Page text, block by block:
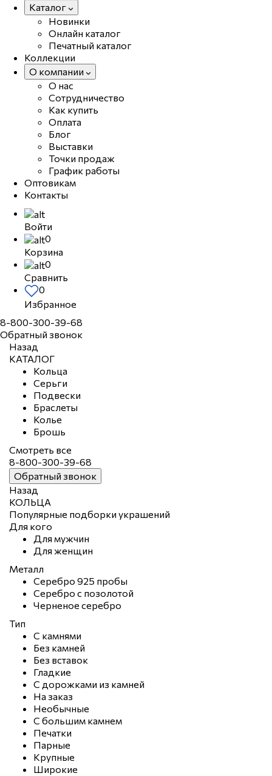
Каталог
Новинки
Онлайн каталог
Печатный каталог
Коллекции
О компании
О нас
Сотрудничество
Как купить
Оплата
Блог
Выставки
Точки продаж
График работы
Оптовикам
Контакты
Войти
0
Корзина
0
Сравнить
0
Избранное
8-800-300-39-68
Обратный звонок
Назад
КАТАЛОГ
Кольца
Серьги
Подвески
Браслеты
Колье
Брошь
Смотреть все
8-800-300-39-68
Обратный звонок
Назад
КОЛЬЦА
Популярные подборки украшений
Для кого
Для мужчин
Для женщин
Металл
Серебро 925 пробы
Серебро с позолотой
Черненое серебро
Тип
С камнями
Без камней
Без вставок
Гладкие
С дорожками из камней
На заказ
Необычные
С большим камнем
Печатки
Парные
Крупные
Широкие